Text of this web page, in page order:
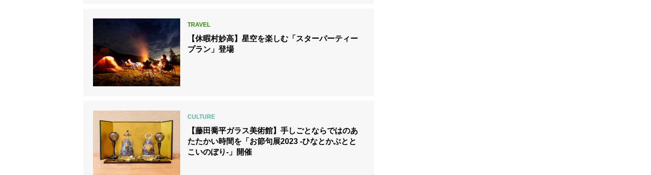
【休暇村妙高】星空を楽しむ「スターパーティー
プラン」登場
【藤田喬平ガラス美術館】手しごとならではのあ
たたかい時間を「お節句展2023 -ひなとかぶとと
こいのぼり-」開催